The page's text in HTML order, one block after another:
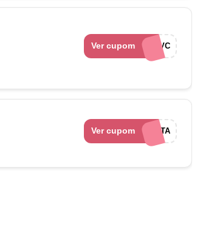
Ver cupom CTA5VC
Ver cupomVOLCOMCTA